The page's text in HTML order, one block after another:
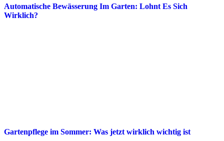
Automatische Bewässerung Im Garten: Lohnt Es Sich
Wirklich?
Gartenpflege im Sommer: Was jetzt wirklich wichtig ist